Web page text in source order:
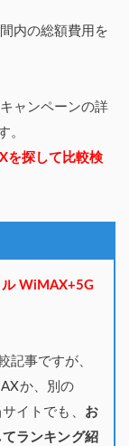
内の総額費用を
ャンペーンの詳
。
を探して比較検
WiMAX+5G
記事ですが、
か、別の
イトでも、 お
ランキング紹